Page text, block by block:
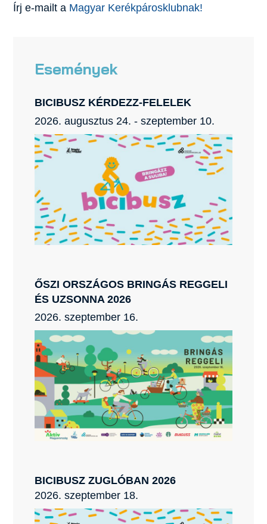
Írj e-mailt a Magyar Kerékpárosklubnak!
Események
BICIBUSZ KÉRDEZZ-FELELEK
2026. augusztus 24. - szeptember 10.
ŐSZI ORSZÁGOS BRINGÁS REGGELI
ÉS UZSONNA 2026
2026. szeptember 16.
BICIBUSZ ZUGLÓBAN 2026
2026. szeptember 18.